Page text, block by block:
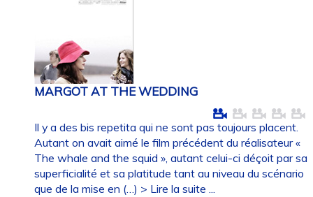
MARGOT AT THE WEDDING
Il y a des bis repetita qui ne sont pas toujours placent.
Autant on avait aimé le film précédent du réalisateur «
The whale and the squid », autant celui-ci déçoit par sa
superficialité et sa platitude tant au niveau du scénario
que de la mise en (…) > Lire la suite ...